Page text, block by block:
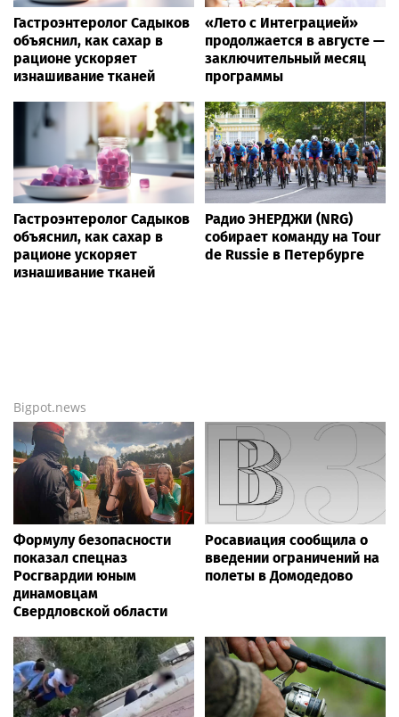
Moscow.media
Шоу-биз
— сегодня и сейчас (ежесекундное
обновление новостей) от более чем 20 000
независимых тематических источников
информации онлайн! Мы собралиВСЁ, что
интересно по этому поводу —СЕГОДНЯ, а ещё
больше новостей — здесь
Life24.pro
Гастроэнтеролог Садыков
объяснил, как сахар в
рационе ускоряет
изнашивание тканей
«Лето с Интеграцией»
продолжается в августе —